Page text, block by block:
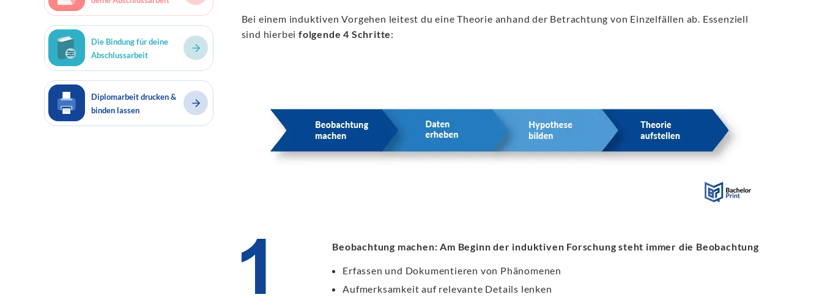
Die Bindung für deine
Abschlussarbeit
Diplomarbeit drucken &
binden lassen
Bei einem induktiven Vorgehen leitest du eine Theorie anhand der Betrachtung von Einzelfällen ab. Essenziell
sind hierbei folgende 4 Schritte:
Beobachtung machen: Am Beginn der induktiven Forschung steht immer die Beobachtung
Erfassen und Dokumentieren von Phänomenen
Aufmerksamkeit auf relevante Details lenken